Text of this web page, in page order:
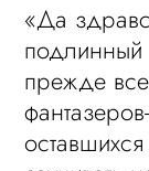
«Да
прежде